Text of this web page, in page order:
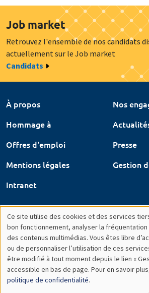
Job market
Retrouvez l'ensemble de nos candidats
actuellement sur le Job market
Candidats
À propos
Nos
Hommage à
Offres d'emploi
Presse
Mentions légales
Gestion
Intranet
Utilisation
des
données
personnelles
Ce site utilise des cookies et des services
bon fonctionnement, analyser la
des contenus multimédias. Vous êtes libre
ou de personnaliser l’utilisation de ces
être modifié à tout moment depuis le lien «
accessible en bas de page. Pour en savoir
politique de confidentialité.